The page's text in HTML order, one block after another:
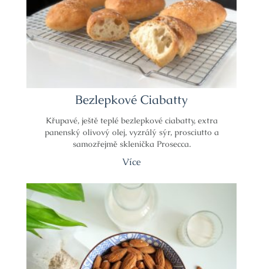
Bezlepkové Ciabatty
Křupavé, ještě teplé bezlepkové ciabatty, extra
panenský olivový olej, vyzrálý sýr, prosciutto a
samozřejmě sklenička Prosecca.
Více